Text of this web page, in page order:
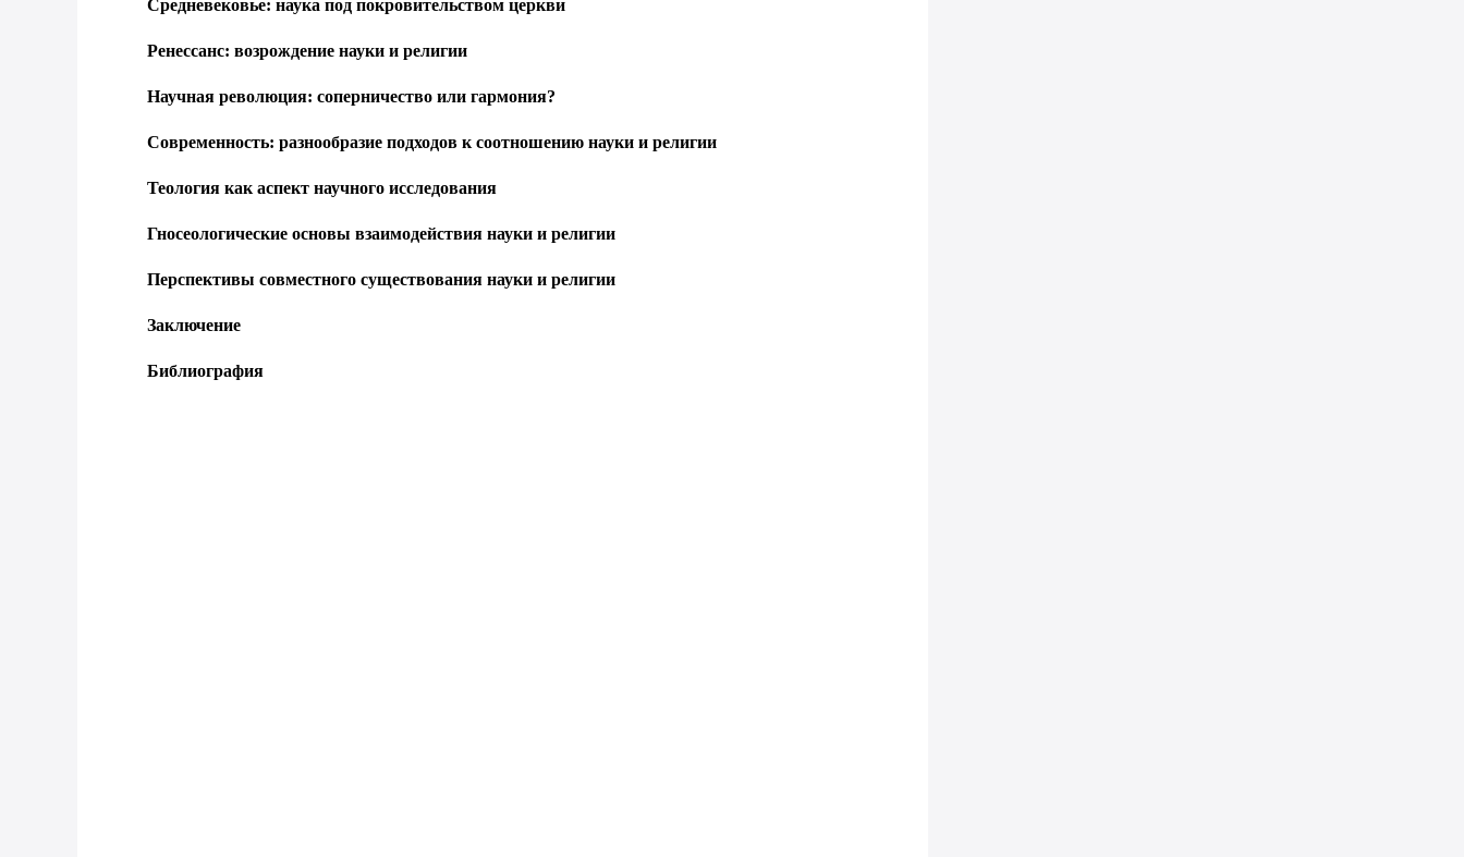
Средневековье: наука под покровительством церкви
Ренессанс: возрождение науки и религии
Научная революция: соперничество или гармония?
Современность: разнообразие подходов к соотношению науки и религии
Теология как аспект научного исследования
Гносеологические основы взаимодействия науки и религии
Перспективы совместного существования науки и религии
Заключение
Библиография